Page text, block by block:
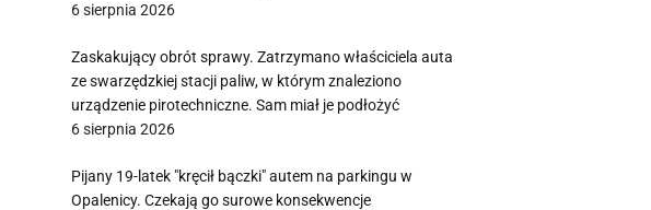
6 sierpnia 2026
Zaskakujący obrót sprawy. Zatrzymano właściciela auta
ze swarzędzkiej stacji paliw, w którym znaleziono
urządzenie pirotechniczne. Sam miał je podłożyć
6 sierpnia 2026
Pijany 19-latek "kręcił bączki" autem na parkingu w
Opalenicy. Czekają go surowe konsekwencje